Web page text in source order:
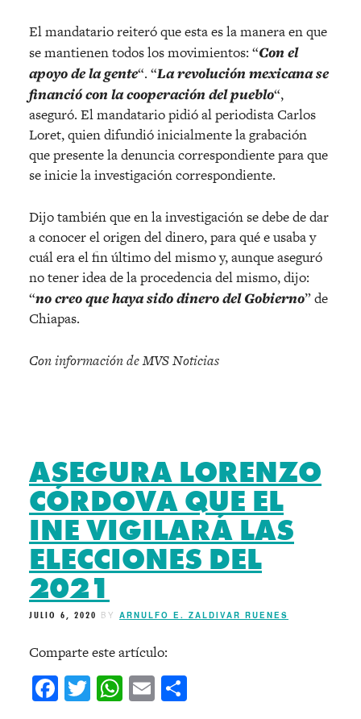
El mandatario reiteró que esta es la manera en que
se mantienen todos los movimientos: “Con el
apoyo de la gente“. “La revolución mexicana se
financió con la cooperación del pueblo“,
aseguró. El mandatario pidió al periodista Carlos
Loret, quien difundió inicialmente la grabación
que presente la denuncia correspondiente para que
se inicie la investigación correspondiente.
Dijo también que en la investigación se debe de dar
a conocer el origen del dinero, para qué e usaba y
cuál era el fin último del mismo y, aunque aseguró
no tener idea de la procedencia del mismo, dijo:
“no creo que haya sido dinero del Gobierno” de
Chiapas.
Con información de MVS Noticias
ASEGURA LORENZO
CÓRDOVA QUE EL
INE VIGILARÁ LAS
ELECCIONES DEL
2021
JULIO 6, 2020 BY ARNULFO E. ZALDIVAR RUENES
Comparte este artículo:
Facebook
Twitter
WhatsApp
Email